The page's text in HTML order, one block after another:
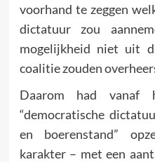
voorhand te zeggen
dictatuur zou
mogelijkheid niet uit
coalitie zouden
Daarom had vanaf
“democratische
en boerenstand”
karakter – met een